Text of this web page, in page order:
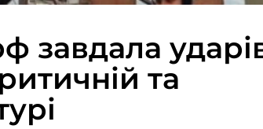
завдала
та